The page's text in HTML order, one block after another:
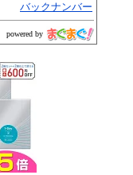
バックナンバー
powered by